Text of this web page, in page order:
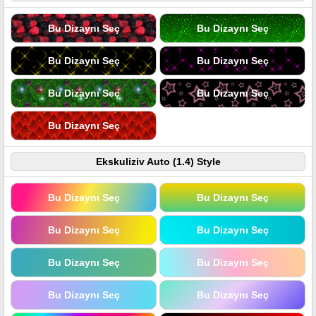
Bu Dizaynı Seç Bu Dizaynı Seç
Bu Dizaynı Seç Bu Dizaynı Seç
Bu Dizaynı Seç Bu Dizaynı Seç
Bu Dizaynı Seç
Ekskuliziv Auto (1.4) Style
Bu Dizaynı Seç Bu Dizaynı Seç
Bu Dizaynı Seç Bu Dizaynı Seç
Bu Dizaynı Seç Bu Dizaynı Seç
Bu Dizaynı Seç Bu Dizaynı Seç